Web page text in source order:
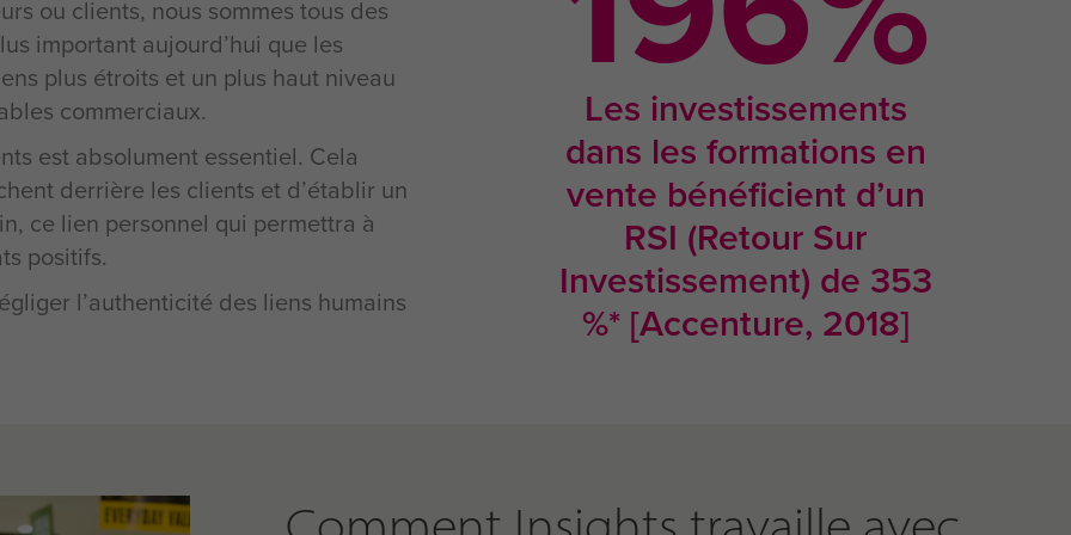
ou clients, nous sommes tous des
important aujourd’hui que les
plus étroits et un plus haut niveau
commerciaux.
est absolument essentiel. Cela
derrière les clients et d’établir un
ce lien personnel qui permettra à
positifs.
l’authenticité des liens humains
Les investissements
dans les formations en
vente bénéficient d’un
RSI (Retour Sur
Investissement) de 353
%* [Accenture, 2018]